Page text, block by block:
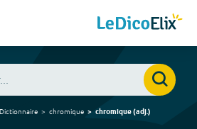
Dictionnaire chromique chromique(adj.)